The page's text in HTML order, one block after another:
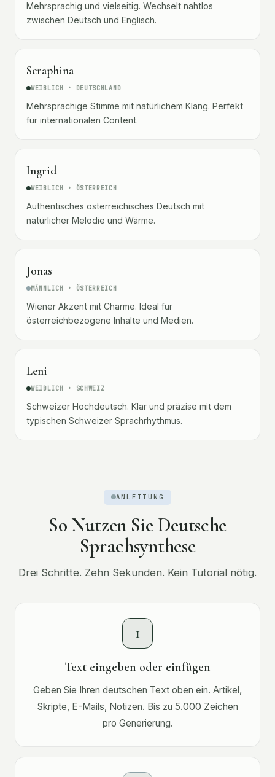
Mehrsprachig und vielseitig. Wechselt nahtlos
zwischen Deutsch und Englisch.
Seraphina
WEIBLICH • DEUTSCHLAND
Mehrsprachige Stimme mit natürlichem Klang. Perfekt
für internationalen Content.
Ingrid
WEIBLICH • ÖSTERREICH
Authentisches österreichisches Deutsch mit
natürlicher Melodie und Wärme.
Jonas
MÄNNLICH • ÖSTERREICH
Wiener Akzent mit Charme. Ideal für
österreichbezogene Inhalte und Medien.
Leni
WEIBLICH • SCHWEIZ
Schweizer Hochdeutsch. Klar und präzise mit dem
typischen Schweizer Sprachrhythmus.
ANLEITUNG
So Nutzen Sie Deutsche
Sprachsynthese
Drei Schritte. Zehn Sekunden. Kein Tutorial nötig.
1
Text eingeben oder einfügen
Geben Sie Ihren deutschen Text oben ein. Artikel,
Skripte, E-Mails, Notizen. Bis zu 5.000 Zeichen
pro Generierung.